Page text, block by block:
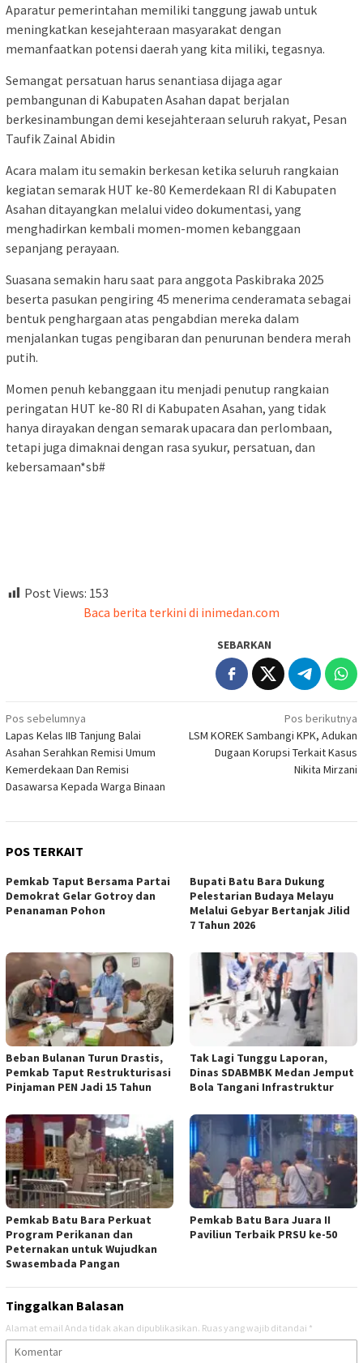
Aparatur pemerintahan memiliki tanggung jawab untuk
meningkatkan kesejahteraan masyarakat dengan
memanfaatkan potensi daerah yang kita miliki, tegasnya.
Semangat persatuan harus senantiasa dijaga agar
pembangunan di Kabupaten Asahan dapat berjalan
berkesinambungan demi kesejahteraan seluruh rakyat, Pesan
Taufik Zainal Abidin
Acara malam itu semakin berkesan ketika seluruh rangkaian
kegiatan semarak HUT ke-80 Kemerdekaan RI di Kabupaten
Asahan ditayangkan melalui video dokumentasi, yang
menghadirkan kembali momen-momen kebanggaan
sepanjang perayaan.
Suasana semakin haru saat para anggota Paskibraka 2025
beserta pasukan pengiring 45 menerima cenderamata sebagai
bentuk penghargaan atas pengabdian mereka dalam
menjalankan tugas pengibaran dan penurunan bendera merah
putih.
Momen penuh kebanggaan itu menjadi penutup rangkaian
peringatan HUT ke-80 RI di Kabupaten Asahan, yang tidak
hanya dirayakan dengan semarak upacara dan perlombaan,
tetapi juga dimaknai dengan rasa syukur, persatuan, dan
kebersamaan*sb#
Post Views: 153
Baca berita terkini di inimedan.com
SEBARKAN
Navigasi
pos
Pos sebelumnya
Lapas Kelas IIB Tanjung Balai
Asahan Serahkan Remisi Umum
Kemerdekaan Dan Remisi
Dasawarsa Kepada Warga Binaan
Pos berikutnya
LSM KOREK Sambangi KPK, Adukan
Dugaan Korupsi Terkait Kasus
Nikita Mirzani
POS TERKAIT
Pemkab Taput Bersama Partai
Demokrat Gelar Gotroy dan
Penanaman Pohon
Bupati Batu Bara Dukung
Pelestarian Budaya Melayu
Melalui Gebyar Bertanjak Jilid
7 Tahun 2026
Beban Bulanan Turun Drastis,
Pemkab Taput Restrukturisasi
Pinjaman PEN Jadi 15 Tahun‎
Tak Lagi Tunggu Laporan,
Dinas SDABMBK Medan Jemput
Bola Tangani Infrastruktur
Pemkab Batu Bara Perkuat
Program Perikanan dan
Peternakan untuk Wujudkan
Swasembada Pangan
Pemkab Batu Bara Juara II
Paviliun Terbaik PRSU ke-50
Tinggalkan Balasan
Alamat email Anda tidak akan dipublikasikan. Ruas yang wajib ditandai *